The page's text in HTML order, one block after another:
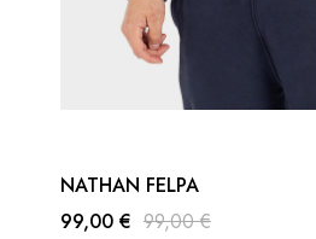
NATHAN FELPA
99,00 € 99,00 €